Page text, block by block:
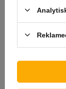
Ställ en fråga
Recensioner
Skriv ditt